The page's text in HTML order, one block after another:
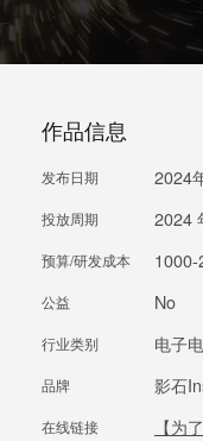
作品信息
发布日期 2024
投放周期 2024
预算/研发成本
公益 No
行业类别 电子
品牌 影石
在线链接
【为